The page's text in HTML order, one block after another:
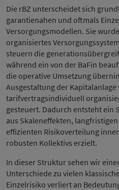
Die rBZ unterscheidet sich
garantienahen und oftmals
Versorgungsmodellen. Sie
organisiertes
steuern die
während ein von der BaFin
die operative Umsetzung
Ausgestaltung der
tarifvertragsindividuell
gesteuert. Dadurch entsteht ein
aus Skaleneffekten,
effizienten Risikoverteilung
robusten Kollektivs erzielt.
In dieser Struktur sehen wir
Unterschiede zu vielen
Einzelrisiko verliert an